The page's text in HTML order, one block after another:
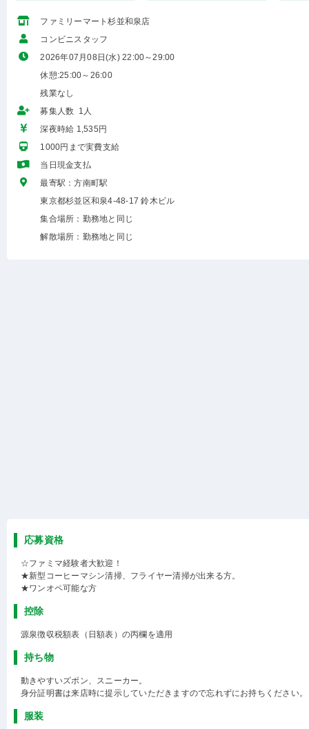
ファミリーマート杉並和泉店
コンビニスタッフ
2026年07月08日(水) 22:00～29:00
休憩:25:00～26:00
残業なし
募集人数 1人
深夜時給 1,535円
1000円まで実費支給
当日現金支払
最寄駅：方南町駅
東京都杉並区和泉4-48-17 鈴木ビル
集合場所：勤務地と同じ
解散場所：勤務地と同じ
応募資格
☆ファミマ経験者大歓迎！
★新型コーヒーマシン清掃、フライヤー清掃が出来る方。
★ワンオペ可能な方
控除
源泉徴収税額表（日額表）の丙欄を適用
持ち物
動きやすいズボン、スニーカー。
身分証明書は来店時に提示していただきますので忘れずにお持ちください。
服装